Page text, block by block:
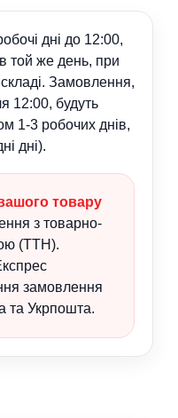
дні до 12:00,
той же день, при
Замовлення,
12:00, будуть
1-3 робочих днів,
дні).
товару
з товарно-
(ТТН).
замовлення
та Укрпошта.